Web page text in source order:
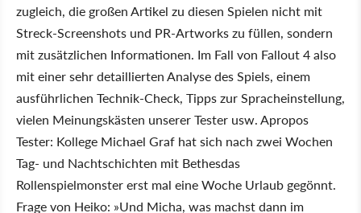
zugleich, die großen Artikel zu diesen Spielen nicht mit
Streck-Screenshots und PR-Artworks zu füllen, sondern
mit zusätzlichen Informationen. Im Fall von Fallout 4 also
mit einer sehr detaillierten Analyse des Spiels, einem
ausführlichen Technik-Check, Tipps zur Spracheinstellung,
vielen Meinungskästen unserer Tester usw. Apropos
Tester: Kollege Michael Graf hat sich nach zwei Wochen
Tag- und Nachtschichten mit Bethesdas
Rollenspielmonster erst mal eine Woche Urlaub gegönnt.
Frage von Heiko: »Und Micha, was machst dann im